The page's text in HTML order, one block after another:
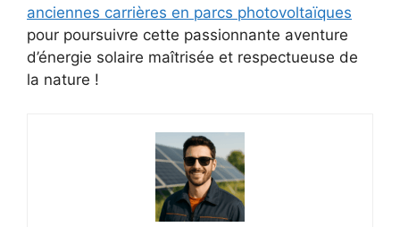
anciennes carrières en parcs photovoltaïques
pour poursuivre cette passionnante aventure
d’énergie solaire maîtrisée et respectueuse de
la nature !